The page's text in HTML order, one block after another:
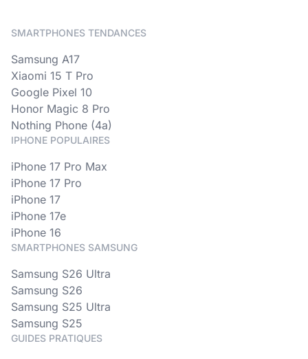
SMARTPHONES TENDANCES
Samsung A17
Xiaomi 15 T Pro
Google Pixel 10
Honor Magic 8 Pro
Nothing Phone (4a)
IPHONE POPULAIRES
iPhone 17 Pro Max
iPhone 17 Pro
iPhone 17
iPhone 17e
iPhone 16
SMARTPHONES SAMSUNG
Samsung S26 Ultra
Samsung S26
Samsung S25 Ultra
Samsung S25
GUIDES PRATIQUES